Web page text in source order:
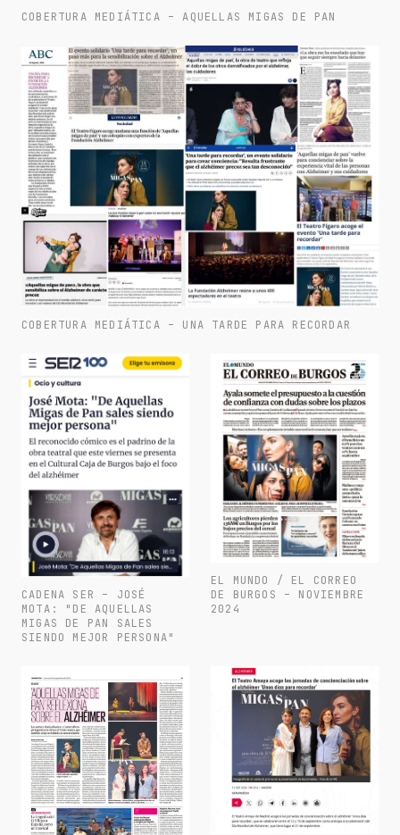
COBERTURA MEDIÁTICA – AQUELLAS MIGAS DE PAN
COBERTURA MEDIÁTICA – UNA TARDE PARA RECORDAR
CADENA SER – JOSÉ
MOTA: "DE AQUELLAS
MIGAS DE PAN SALES
SIENDO MEJOR PERSONA"
EL MUNDO / EL CORREO
DE BURGOS – NOVIEMBRE
2024